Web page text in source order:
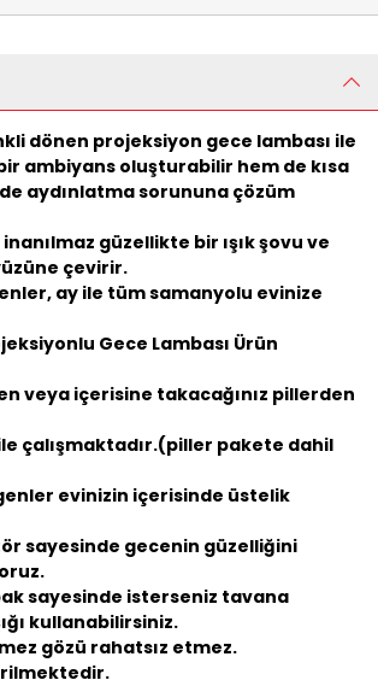
dönen projeksiyon gece lambası ile
ambiyans oluşturabilir hem de kısa
aydınlatma sorununa çözüm
inanılmaz güzellikte bir ışık şovu ve
çevirir.
ay ile tüm samanyolu evinize
Gece Lambası Ürün
veya içerisine takacağınız pillerden
çalışmaktadır.(piller pakete dahil
evinizin içerisinde üstelik
sayesinde gecenin güzelliğini
sayesinde isterseniz tavana
kullanabilirsiniz.
gözü rahatsız etmez.